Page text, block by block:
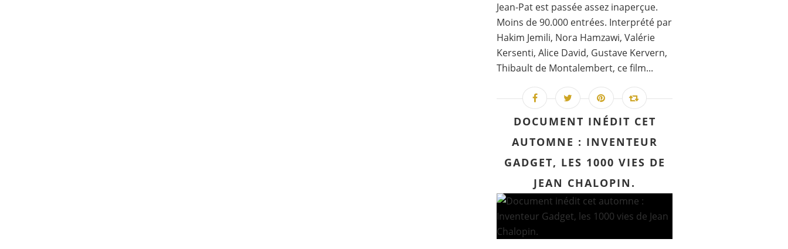
Jean-Pat est passée assez inaperçue.
Moins de 90.000 entrées. Interprété par
Hakim Jemili, Nora Hamzawi, Valérie
Kersenti, Alice David, Gustave Kervern,
Thibault de Montalembert, ce film...
DOCUMENT INÉDIT CET
AUTOMNE : INVENTEUR
GADGET, LES 1000 VIES DE
JEAN CHALOPIN.